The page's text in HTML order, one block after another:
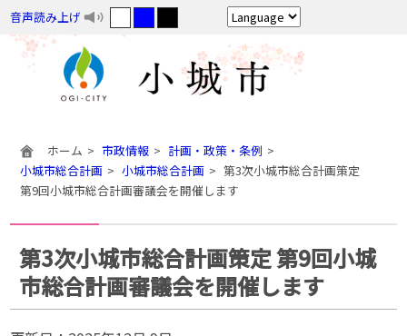
音声読み上げ
ホーム 市政情報
計画・政策・条例
小城市総合計画
小城市総合計画
第3次小城市総合計画策定
第9回小城市総合計画審議会を開催します
第3次小城市総合計画策定 第9回小城
市総合計画審議会を開催します